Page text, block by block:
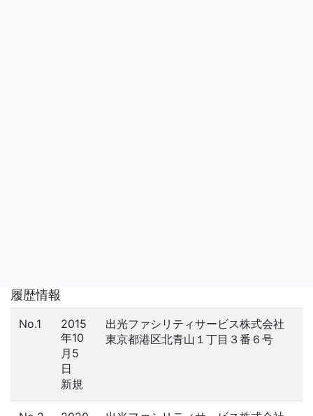
履歴情報
No.1
2015
年10
月5
日
新規
出光ファシリティサービス株式会社
東京都港区北青山１丁目３番６号